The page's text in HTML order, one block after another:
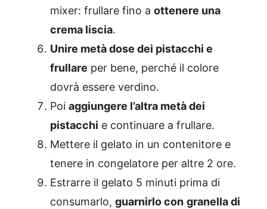
mixer: frullare fino a ottenere una
crema liscia.
Unire metà dose dei pistacchi e
frullare per bene, perché il colore
dovrà essere verdino.
Poi aggiungere l’altra metà dei
pistacchi e continuare a frullare.
Mettere il gelato in un contenitore e
tenere in congelatore per altre 2 ore.
Estrarre il gelato 5 minuti prima di
consumarlo, guarnirlo con granella di